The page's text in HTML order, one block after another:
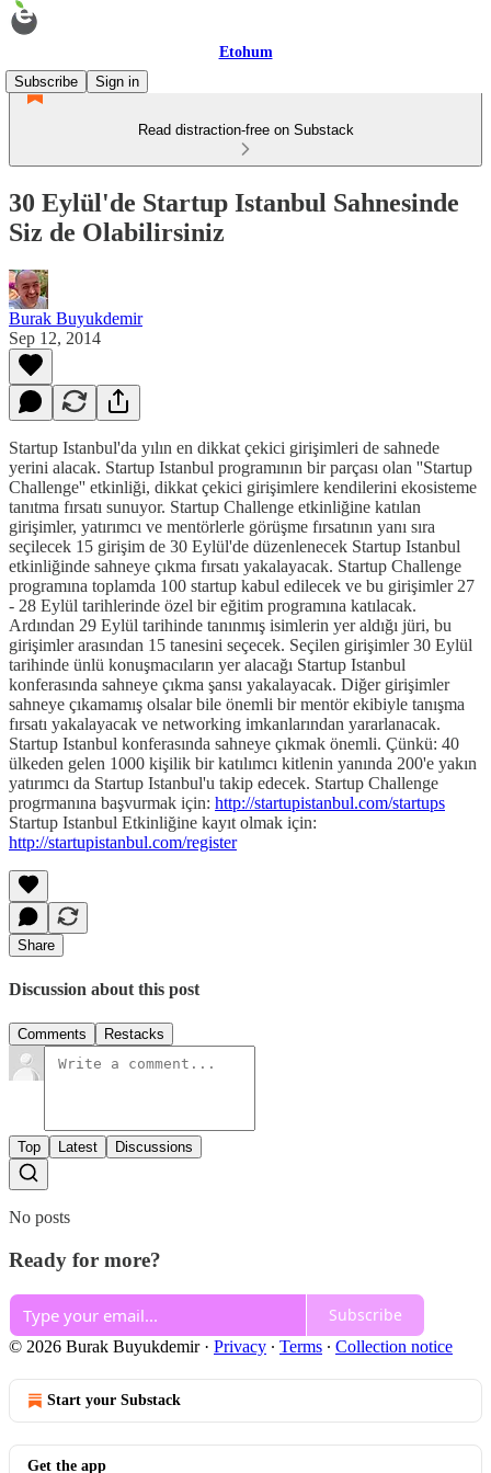
Etohum
Subscribe
Sign in
Read distraction-free on Substack
30 Eylül'de Startup Istanbul Sahnesinde
Siz de Olabilirsiniz
Burak Buyukdemir
Sep 12, 2014
Startup Istanbul'da yılın en dikkat çekici girişimleri de sahnede
yerini alacak. Startup Istanbul programının bir parçası olan ''Startup
Challenge'' etkinliği, dikkat çekici girişimlere kendilerini ekosisteme
tanıtma fırsatı sunuyor. Startup Challenge etkinliğine katılan
girişimler, yatırımcı ve mentörlerle görüşme fırsatının yanı sıra
seçilecek 15 girişim de 30 Eylül'de düzenlenecek Startup Istanbul
etkinliğinde sahneye çıkma fırsatı yakalayacak. Startup Challenge
programına toplamda 100 startup kabul edilecek ve bu girişimler 27
- 28 Eylül tarihlerinde özel bir eğitim programına katılacak.
Ardından 29 Eylül tarihinde tanınmış isimlerin yer aldığı jüri, bu
girişimler arasından 15 tanesini seçecek. Seçilen girişimler 30 Eylül
tarihinde ünlü konuşmacıların yer alacağı Startup Istanbul
konferasında sahneye çıkma şansı yakalayacak. Diğer girişimler
sahneye çıkamamış olsalar bile önemli bir mentör ekibiyle tanışma
fırsatı yakalayacak ve networking imkanlarından yararlanacak.
Startup Istanbul konferasında sahneye çıkmak önemli. Çünkü: 40
ülkeden gelen 1000 kişilik bir katılımcı kitlenin yanında 200'e yakın
yatırımcı da Startup Istanbul'u takip edecek. Startup Challenge
progrmanına başvurmak için: http://startupistanbul.com/startups
Startup Istanbul Etkinliğine kayıt olmak için:
http://startupistanbul.com/register
Share
Discussion about this post
Comments Restacks
Top Latest Discussions
No posts
Ready for more?
Subscribe
© 2026 Burak Buyukdemir· Privacy ∙ Terms ∙ Collection notice
Start your Substack
Get the app